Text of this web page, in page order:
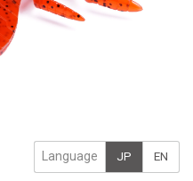
Language JP EN